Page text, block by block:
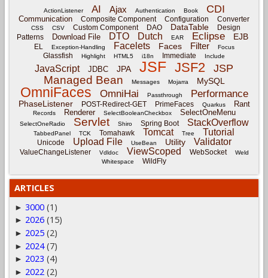
ActionListener AI Ajax Authentication Book CDI
Communication Composite Component Configuration Converter
CSS CSV Custom Component DAO DataTable
Design
Patterns
Download File DTO Dutch EAR Eclipse EJB
EL Exception-Handling Facelets Faces Filter Focus
Glassfish Highlight HTML5 i18n Immediate Include
JavaScript JDBC JPA JSF JSF2 JSP
Managed Bean Messages Mojarra MySQL
OmniFaces OmniHai Passthrough Performance
PhaseListener POST-Redirect-GET PrimeFaces Quarkus Rant
Records Renderer SelectBooleanCheckbox SelectOneMenu
SelectOneRadio Servlet Shiro Spring Boot StackOverflow
TabbedPanel TCK Tomahawk Tomcat Tree Tutorial
Unicode Upload File UseBean Utility Validator
ValueChangeListener Vdldoc ViewScoped WebSocket
Weld
Whitespace
WildFly
ARTICLES
► 3000 (1)
► 2026 (15)
► 2025 (2)
► 2024 (7)
► 2023 (4)
► 2022 (2)